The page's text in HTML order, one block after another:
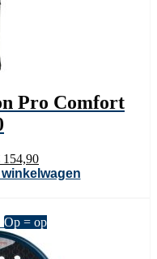
Pro Comfort
154,90Huidige
prijs
Op = op